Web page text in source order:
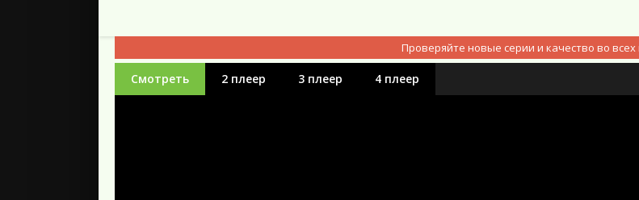
Проверяйте новые серии и качество во всех
Смотреть 2 плеер 3 плеер 4 плеер